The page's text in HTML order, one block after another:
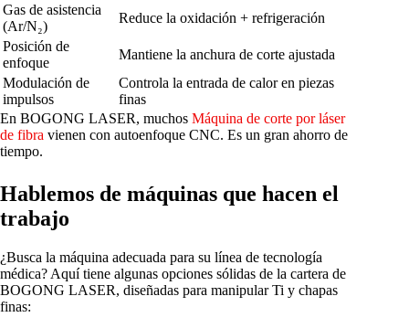
Gas de asistencia
(Ar/N₂)
Reduce la oxidación + refrigeración
Posición de
enfoque
Mantiene la anchura de corte ajustada
Modulación de
impulsos
Controla la entrada de calor en piezas
finas
En BOGONG LASER, muchos Máquina de corte por láser
de fibra vienen con autoenfoque CNC. Es un gran ahorro de
tiempo.
Hablemos de máquinas que hacen el
trabajo
¿Busca la máquina adecuada para su línea de tecnología
médica? Aquí tiene algunas opciones sólidas de la cartera de
BOGONG LASER, diseñadas para manipular Ti y chapas
finas: